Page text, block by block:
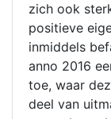
zich ook
positieve
inmiddels
anno 2016
toe, waar
deel van